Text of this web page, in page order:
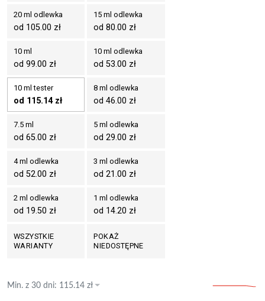
20 ml odlewka
od 105.00 zł
15 ml odlewka
od 80.00 zł
10 ml
od 99.00 zł
10 ml odlewka
od 53.00 zł
10 ml tester
od 115.14 zł
8 ml odlewka
od 46.00 zł
7.5 ml
od 65.00 zł
5 ml odlewka
od 29.00 zł
4 ml odlewka
od 52.00 zł
3 ml odlewka
od 21.00 zł
2 ml odlewka
od 19.50 zł
1 ml odlewka
od 14.20 zł
WSZYSTKIE
WARIANTY
POKAŻ
NIEDOSTĘPNE
Min. z 30 dni: 115.14 zł